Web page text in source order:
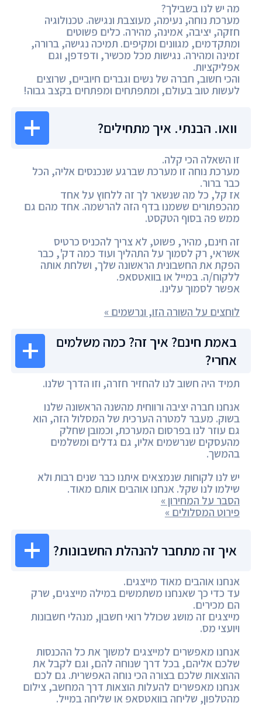
מה יש לנו בשבילך?
מערכת נוחה, נעימה, מעוצבת ונגישה. טכנולוגיה
חזקה, יציבה, אמינה, מהירה. כלים פשוטים
ומתקדמים, מגוונים ומקיפים. תמיכה נגישה, ברורה,
זמינה ומהירה. נגישות מכל מכשיר, ודפדפן, וגם
אפליקציות.
והכי חשוב, חברה של נשים וגברים חיוביים, שרוצים
לעשות טוב בעולם, ומתפתחים ומפתחים בקצב גבוה!
וואו. הבנתי. איך מתחילים?
זו השאלה הכי קלה.
מערכת נוחה זו מערכת שברגע שנכנסים אליה, הכל
כבר ברור.
אז קל, כל מה שנשאר לך זה ללחוץ על אחד
מהכפתורים ששמנו בדף הזה להרשמה. אחד מהם גם
ממש פה בסוף הטקסט.
זה חינם, מהיר, פשוט, לא צריך להכניס כרטיס
אשראי, רק לסמוך על התהליך ועוד כמה דק', כבר
הפקת את החשבונית הראשונה שלך, ושלחת אותה
ללקוח/ה. במייל או בוואטסאפ.
אפשר לסמוך עלינו.
לוחצים על השורה הזו, ונרשמים »
באמת חינם? איך זה? כמה משלמים
אחרי?
תמיד היה חשוב לנו להחזיר חזרה, וזו הדרך שלנו.
אנחנו חברה יציבה ורווחית מהשנה הראשונה שלנו
בשוק. מעבר למטרה הערכית של המסלול הזה, הוא
גם עוזר לנו בפרסום המערכת, וכמובן שחלק
מהעסקים שנרשמים אליו, גם גדלים ומשלמים
בהמשך.
יש לנו לקוחות שנמצאים איתנו כבר שנים רבות ולא
שילמו לנו שקל. אנחנו אוהבים אותם מאוד.
הסבר על המחירון »
פירוט המסלולים »
איך זה מתחבר להנהלת החשבונות?
אנחנו אוהבים מאוד מייצגים.
עד כדי כך שאנחנו משתמשים במילה מייצגים, שרק
הם מכירים.
מייצגים זה מושג שכולל רואי חשבון, מנהלי חשבונות
ויועצי מס.
אנחנו מאפשרים למייצגים למשוך את כל ההכנסות
שלכם אליהם, בכל דרך שנוחה להם, וגם לקבל את
ההוצאות שלכם בצורה הכי נוחה האפשרית. גם לכם
אנחנו מאפשרים להעלות הוצאות דרך המחשב, צילום
מהטלפון, שליחה בוואטסאפ או שליחה במייל.